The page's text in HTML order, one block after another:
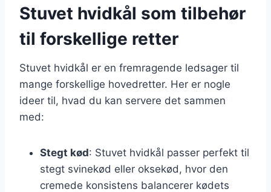
Stuvet hvidkål som tilbehør
til forskellige retter
Stuvet hvidkål er en fremragende ledsager til
mange forskellige hovedretter. Her er nogle
ideer til, hvad du kan servere det sammen
med:
Stegt kød: Stuvet hvidkål passer perfekt til
stegt svinekød eller oksekød, hvor den
cremede konsistens balancerer kødets